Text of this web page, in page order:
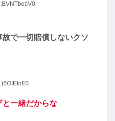
で一切賠償しないクソ
一緒だからな